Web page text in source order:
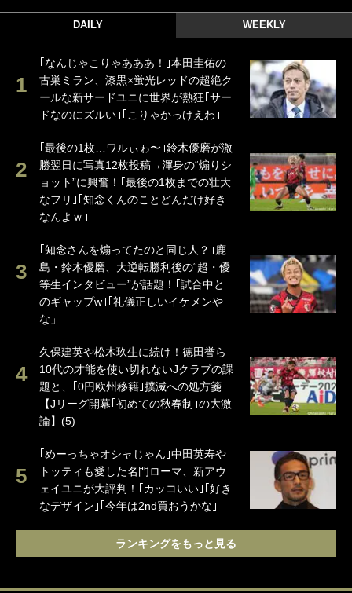
DAILY WEEKLY
｢なんじゃこりゃあああ！｣本田圭佑の
古巣ミラン、漆黒×蛍光レッドの超絶ク
ールな新サードユニに世界が熱狂｢サー
ドなのにズルい｣｢こりゃかっけえわ｣
｢最後の1枚…ワルぃゎ〜｣鈴木優磨が激
勝翌日に写真12枚投稿→渾身の“煽りシ
ョット”に興奮！｢最後の1枚までの壮大
なフリ｣｢知念くんのことどんだけ好き
なんよｗ｣
｢知念さんを煽ってたのと同じ人？｣鹿
島・鈴木優磨、大逆転勝利後の“超・優
等生インタビュー”が話題！｢試合中と
のギャップw｣｢礼儀正しいイケメンや
な」
久保建英や松木玖生に続け！徳田誉ら
10代の才能を使い切れないJクラブの課
題と、｢0円欧州移籍｣撲滅への処方箋
【Jリーグ開幕｢初めての秋春制｣の大激
論】(5)
｢めーっちゃオシャじゃん｣中田英寿や
トッティも愛した名門ローマ、新アウ
ェイユニが大評判！｢カッコいい｣｢好き
なデザイン｣｢今年は2nd買おうかな｣
ランキングをもっと見る